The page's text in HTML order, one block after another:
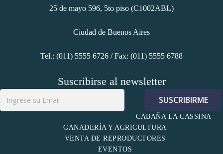
25 de mayo 596, 5to piso (C1002ABL)
Ciudad de Buenos Aires
Tel.: (011) 5555 6726 / Fax: (011) 5555 6788
Suscribirse al newsletter
CABAÑA LA CASSINA
GANADERÍA Y AGRICULTURA
VENTA DE REPRODUCTORES
EVENTOS